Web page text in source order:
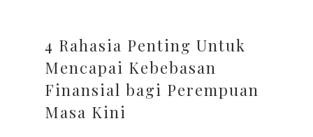
4 Rahasia Penting Untuk
Mencapai Kebebasan
Finansial bagi Perempuan
Masa Kini